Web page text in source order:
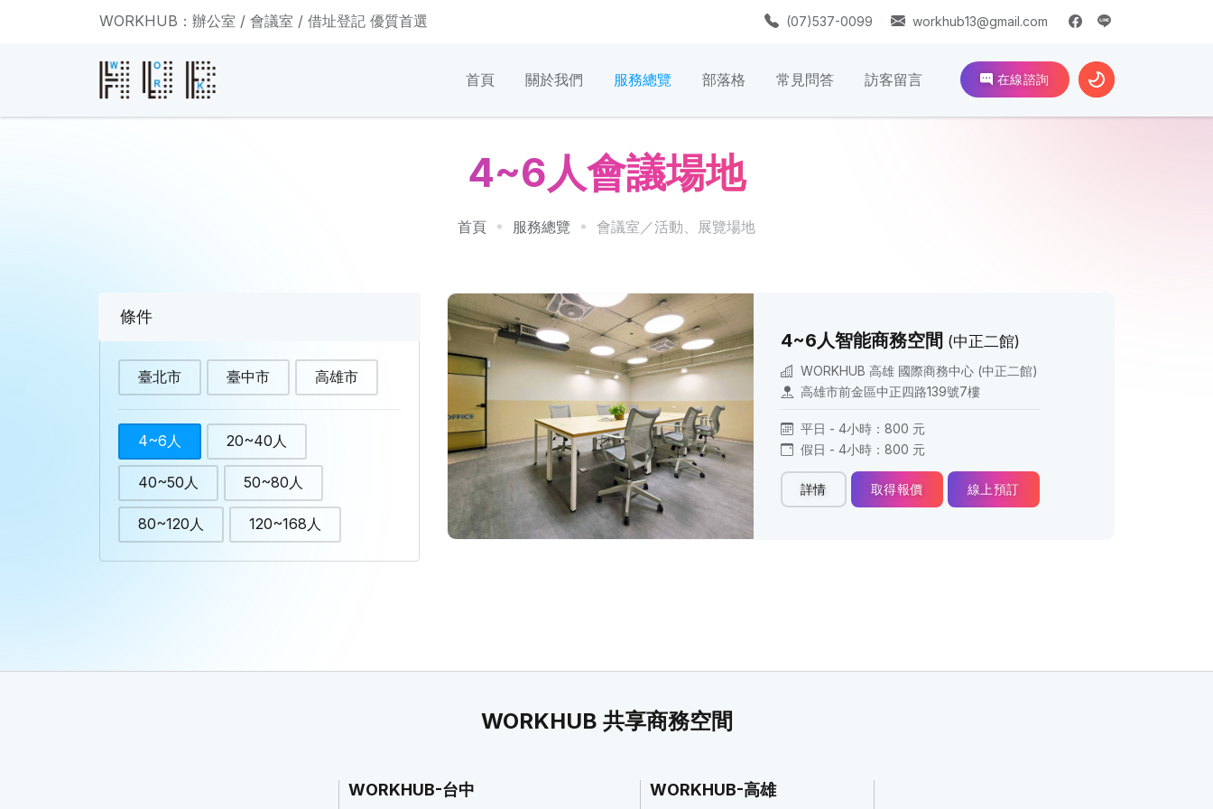
WORKHUB：辦公室 / 會議室 / 借址登記 優質首選 (07)537-0099 workhub13@gmail.com
首頁 關於我們 服務總覽 部落格 常見問答 訪客留言 在線諮詢
4~6人會議場地
首頁 服務總覽 會議室／活動、展覽場地
條件
臺北市 臺中市 高雄市
4~6人 20~40人
40~50人 50~80人
80~120人 120~168人
4~6人智能商務空間 (中正二館)
WORKHUB 高雄 國際商務中心 (中正二館)
高雄市前金區中正四路139號7樓
平日 - 4小時：800 元
假日 - 4小時：800 元
詳情 取得報價 線上預訂
WORKHUB 共享商務空間
WORKHUB-台中 WORKHUB-高雄